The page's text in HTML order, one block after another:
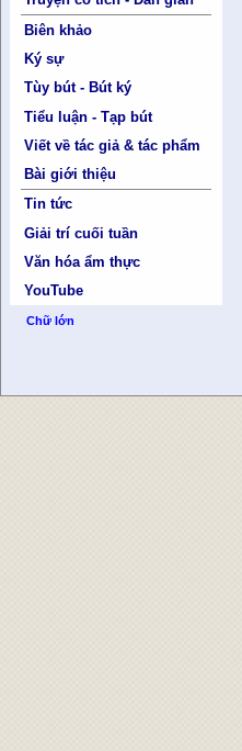
Biên khảo
Ký sự
Tùy bút - Bút ký
Tiểu luận - Tạp bút
Viết về tác giả & tác phẩm
Bài giới thiệu
Tin tức
Giải trí cuối tuần
Văn hóa ẩm thực
YouTube
Chữ lớn